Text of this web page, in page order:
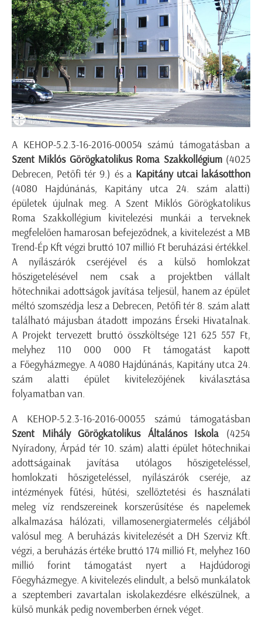
A KEHOP-5.2.3-16-2016-00054 számú támogatásban a
Szent Miklós Görögkatolikus Roma Szakkollégium(4025
Debrecen, Petőfi tér 9.) és a Kapitány utcai lakásotthon
(4080 Hajdúnánás, Kapitány utca 24. szám alatti)
épületek újulnak meg. A Szent Miklós Görögkatolikus
Roma Szakkollégium kivitelezési munkái a terveknek
megfelelően hamarosan befejeződnek, a kivitelezést a MB
Trend-Ép Kft végzi bruttó 107 millió Ft beruházási értékkel.
A nyílászárók cseréjével és a külső homlokzat
hőszigetelésével nem csak a projektben vállalt
hőtechnikai adottságok javítása teljesül, hanem az épület
méltó szomszédja lesz a Debrecen, Petőfi tér 8. szám alatt
található májusban átadott impozáns Érseki Hivatalnak.
A Projekt tervezett bruttó összköltsége 121 625 557 Ft,
melyhez 110 000 000 Ft támogatást kapott
a Főegyházmegye. A 4080 Hajdúnánás, Kapitány utca 24.
szám alatti épület kivitelezőjének kiválasztása
folyamatban van.
A KEHOP-5.2.3-16-2016-00055 számú támogatásban
Szent Mihály Görögkatolikus Általános Iskola (4254
Nyíradony, Árpád tér 10. szám) alatti épület hőtechnikai
adottságainak javítása utólagos hőszigeteléssel,
homlokzati hőszigeteléssel, nyílászárók cseréje, az
intézmények fűtési, hűtési, szellőztetési és használati
meleg víz rendszereinek korszerűsítése és napelemek
alkalmazása hálózati, villamosenergiatermelés céljából
valósul meg. A beruházás kivitelezését a DH Szerviz Kft.
végzi, a beruházás értéke bruttó 174 millió Ft, melyhez 160
millió forint támogatást nyert a Hajdúdorogi
Főegyházmegye. A kivitelezés elindult, a belső munkálatok
a szeptemberi zavartalan iskolakezdésre elkészülnek, a
külső munkák pedig novemberben érnek véget.